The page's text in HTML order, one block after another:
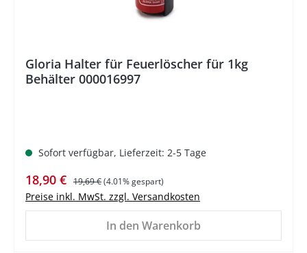
Gloria Halter für Feuerlöscher für 1kg
Behälter 000016997
Sofort verfügbar, Lieferzeit: 2-5 Tage
Verkaufspreis:
18,90 € Regulärer Preis:
19,69 €(4.01% gespart)
Preise inkl. MwSt. zzgl. Versandkosten
In den Warenkorb